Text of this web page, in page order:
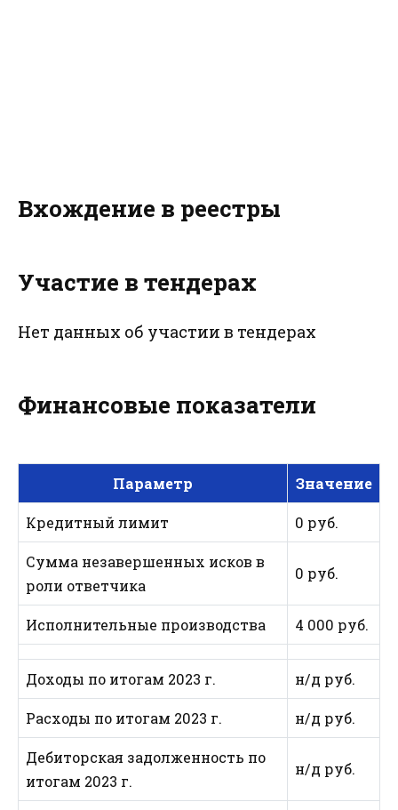
Вхождение в реестры
Участие в тендерах
Нет данных об участии в тендерах
Финансовые показатели
Параметр Значение
Кредитный лимит 0 руб.
Сумма незавершенных исков в
роли ответчика
0 руб.
Исполнительные производства 4 000 руб.
Доходы по итогам 2023 г. н/д руб.
Расходы по итогам 2023 г. н/д руб.
Дебиторская задолженность по
итогам 2023 г.
н/д руб.